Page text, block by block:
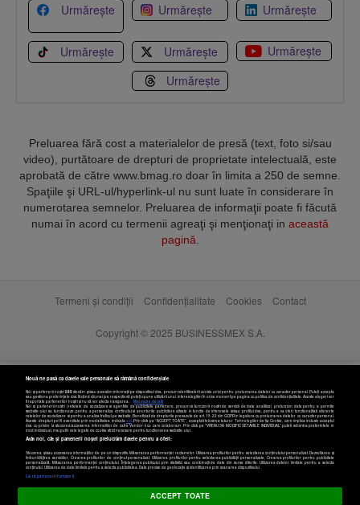
Urmărește Urmărește Urmărește
Urmărește Urmărește
Urmărește
Urmărește
Preluarea fără cost a materialelor de presă (text, foto si/sau
video), purtătoare de drepturi de proprietate intelectuală, este
aprobată de către www.bmag.ro doar în limita a 250 de semne.
Spaţiile şi URL-ul/hyperlink-ul nu sunt luate în considerare în
numerotarea semnelor. Preluarea de informaţii poate fi făcută
numai în acord cu termenii agreaţi şi menţionaţi in această
pagină
Termeni și condiții Confidențialitate Cookies Contact
Copyright © 2025 BUSINESSMEX S.A.
Setări cookies
Nouă ne pasă ca datele tale personale să rămână confidențiale
Noi și partenerii noștri589stocăm și/sau accesăm informații pe dispozitivul dvs., precum identificatorii cookie unici pentru prelucrarea datelor cu caracter personal. Puteți accepta
sau gestiona preferințele dvs. făcând clic mai jos, respectiv vă puteți opune utilizării unui interes legitim în orice moment pe pagina cu politica de confidențialitate. Aceste alegeri vor
fi raportate partenerilor noștri și nu vă vor afecta navigarea.
Mai multe detalii
Noi si partenerii nostri (retelele de socializare si agentiile de publicitate partenere, precum si furnizorii nostri de servicii de date analitice) prelucram date pentru a permite
website-ului sa functioneze, pentru a personaliza continutul si anunturile publicitare afisate in functie de interesele si/sau profilul dvs., pentru a va oferi functionalitati aferente
retelelor de socializare si pentru a analiza traficul pe website. Beneficiati de drepturile prevazute de art. 15-22 din GDPR in legatura cu prelucrarea datelor cu caracter personal.
Aceste drepturi pot fi exercitate prin modalitatea indicataaici. Prin click pe “ACCEPT TOATE”, acceptati folosirea tuturor Tehnologiilor de tip Cookie, care implica inclusiv acceptul
dvs. cu privire la stocarea/accesarea informatiilor de catre Vendor-ii cu care colaboram. Prin click pe “VREAU SA MODIFIC SETARILE INDIVIDUAL” puteti schimba preferintele in
mod individual, mai putin cele legate de cookie strict necesare pentru functionarea website-ului.
Atât noi, cât și partenerii noștri prelucrăm datele pentru a oferi:
Stocarea și/sau accesarea informațiilor de pe un dispozitiv. Măsurarea performanței reclamelor. Utilizarea profilurilor pentru selectarea conținutului personalizat. Dezvoltarea și
îmbunătățirea serviciilor. Crearea profilurilor de conținut personalizat. Utilizarea profilurilor pentru selectarea publicității personalizate. Crearea profilurilor pentru publicitate
personalizată. Măsurarea performanței conținutului. Înțelegerea publicului prin statistici sau combinații de date din surse diferite. Utilizarea datelor limitate pentru a selecta
conținutul. Utilizarea de date limitate pentru a selecta publicitatea. Date precise de geolocație și identificarea prin scanarea dispozitivului.
Listă parteneri (furnizori)
ACCEPT TOATE